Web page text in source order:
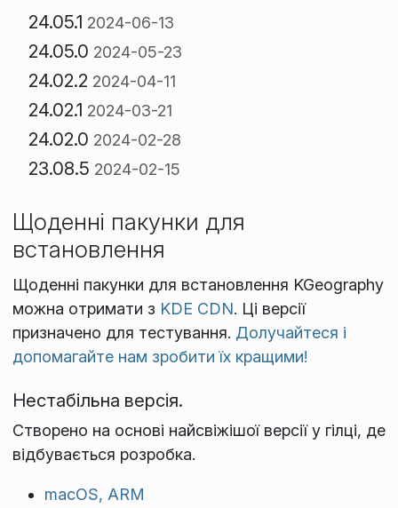
24.05.1 2024-06-13
24.05.0 2024-05-23
24.02.2 2024-04-11
24.02.1 2024-03-21
24.02.0 2024-02-28
23.08.5 2024-02-15
Щоденні пакунки для
встановлення
Щоденні пакунки для встановлення KGeography
можна отримати з KDE CDN. Ці версії
призначено для тестування. Долучайтеся і
допомагайте нам зробити їх кращими!
Нестабільна версія.
Створено на основі найсвіжішої версії у гілці, де
відбувається розробка.
macOS, ARM